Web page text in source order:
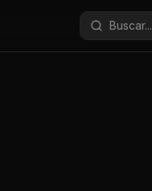
Buscar...